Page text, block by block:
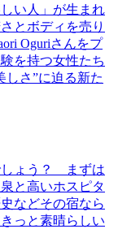
い人」が生まれ
とボディを売り
Oguriさんをプ
を持つ女性たち
しさ”に迫る新た
しょう？ まずは
と高いホスピタ
などその宿なら
っと素晴らしい